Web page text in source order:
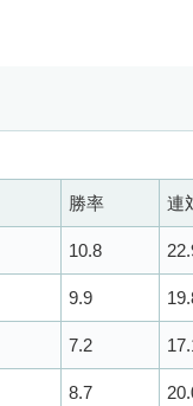
勝率 連
10.8
9.9
7.2
8.7